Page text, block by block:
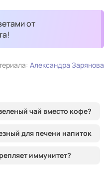
от
Александра Зарянова
чай вместо кофе?
для печени напиток
иммунитет?